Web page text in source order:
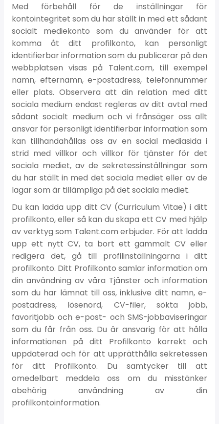
Med förbehåll för de inställningar för
kontointegritet som du har ställt in med ett sådant
socialt mediekonto som du använder för att
komma åt ditt profilkonto, kan personligt
identifierbar information som du publicerar på den
webbplatsen visas på Talent.com, till exempel
namn, efternamn, e-postadress, telefonnummer
eller plats. Observera att din relation med ditt
sociala medium endast regleras av ditt avtal med
sådant socialt medium och vi frånsäger oss allt
ansvar för personligt identifierbar information som
kan tillhandahållas oss av en social mediasida i
strid med villkor och villkor för tjänster för det
sociala mediet, av de sekretessinställningar som
du har ställt in med det sociala mediet eller av de
lagar som är tillämpliga på det sociala mediet.
Du kan ladda upp ditt CV (Curriculum Vitae) i ditt
profilkonto, eller så kan du skapa ett CV med hjälp
av verktyg som Talent.com erbjuder. För att ladda
upp ett nytt CV, ta bort ett gammalt CV eller
redigera det, gå till profilinställningarna i ditt
profilkonto. Ditt Profilkonto samlar information om
din användning av våra Tjänster och information
som du har lämnat till oss, inklusive ditt namn, e-
postadress, lösenord, CV-filer, sökta jobb,
favoritjobb och e-post- och SMS-jobbaviseringar
som du får från oss. Du är ansvarig för att hålla
informationen på ditt Profilkonto korrekt och
uppdaterad och för att upprätthålla sekretessen
för ditt Profilkonto. Du samtycker till att
omedelbart meddela oss om du misstänker
obehörig användning av din
profilkontoinformation.